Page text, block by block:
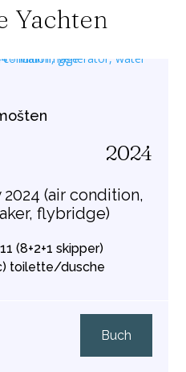
Yachten
2024
2024 (air condition,
flybridge)
(8+2+1 skipper)
toilette/dusche
Buch